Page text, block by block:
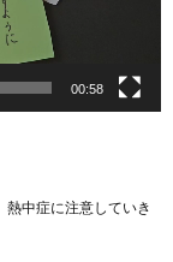
00:58
中症に注意していき